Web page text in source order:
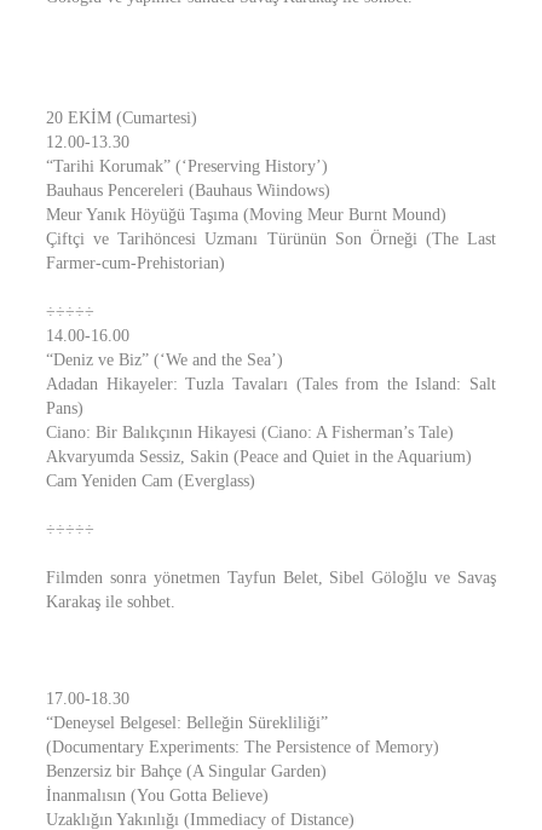
20 EKİM (Cumartesi)
12.00-13.30
“Tarihi Korumak” (‘Preserving History’)
Bauhaus Pencereleri (Bauhaus Wiindows)
Meur Yanık Höyüğü Taşıma (Moving Meur Burnt Mound)
Çiftçi ve Tarihöncesi Uzmanı Türünün Son Örneği (The Last
Farmer-cum-Prehistorian)
÷÷÷÷÷
14.00-16.00
“Deniz ve Biz” (‘We and the Sea’)
Adadan Hikayeler: Tuzla Tavaları (Tales from the Island: Salt
Pans)
Ciano: Bir Balıkçının Hikayesi (Ciano: A Fisherman’s Tale)
Akvaryumda Sessiz, Sakin (Peace and Quiet in the Aquarium)
Cam Yeniden Cam (Everglass)
÷÷÷÷÷
Filmden sonra yönetmen Tayfun Belet, Sibel Göloğlu ve Savaş
Karakaş ile sohbet.
17.00-18.30
“Deneysel Belgesel: Belleğin Sürekliliği”
(Documentary Experiments: The Persistence of Memory)
Benzersiz bir Bahçe (A Singular Garden)
İnanmalısın (You Gotta Believe)
Uzaklığın Yakınlığı (Immediacy of Distance)